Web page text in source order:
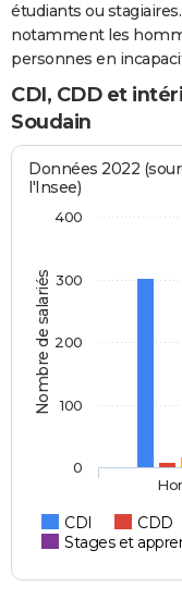
étudiants ou
notamment les
personnes en
CDI, CDD et
Soudain
Nombre de salariés
Données 2022
l'Insee)
CDI CDD
Stages et
0
100
200
300
400